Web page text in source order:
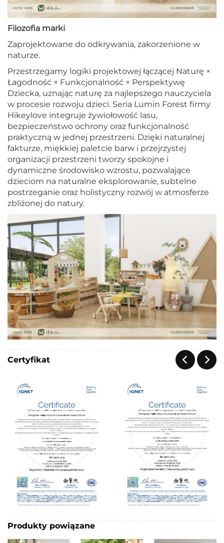
Filozofia marki
Zaprojektowane do odkrywania, zakorzenione w
naturze.
Przestrzegamy logiki projektowej łączącej Naturę ×
Łagodność × Funkcjonalność × Perspektywę
Dziecka, uznając naturę za najlepszego nauczyciela
w procesie rozwoju dzieci. Seria Lumin Forest firmy
Hikeylove integruje żywiołowość lasu,
bezpieczeństwo ochrony oraz funkcjonalność
praktyczną w jednej przestrzeni. Dzięki naturalnej
fakturze, miękkiej paletcie barw i przejrzystej
organizacji przestrzeni tworzy spokojne i
dynamiczne środowisko wzrostu, pozwalające
dzieciom na naturalne eksplorowanie, subtelne
postrzeganie oraz holistyczny rozwój w atmosferze
zbliżonej do natury.
Certyfikat
Produkty powiązane